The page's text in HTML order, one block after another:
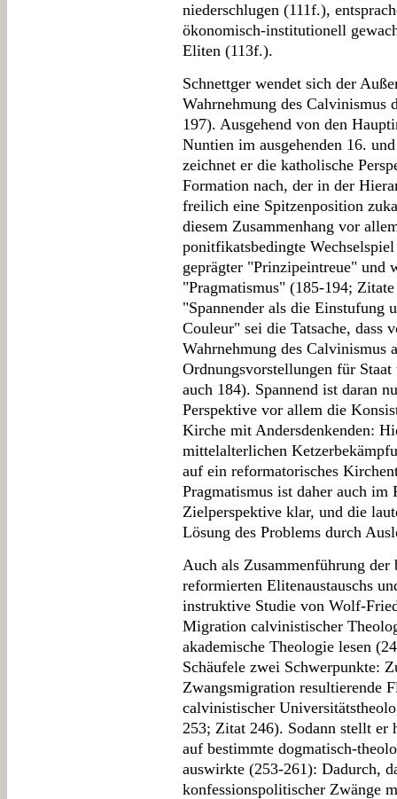
niederschlugen (111f.),
ökonomisch-institutionell
Eliten (113f.).
Schnettger wendet sich der
Wahrnehmung des Calvinismus
197). Ausgehend von den
Nuntien im ausgehenden 16.
zeichnet er die katholische
Formation nach, der in der
freilich eine Spitzenposition
diesem Zusammenhang vor
ponitfikatsbedingte
geprägter "Prinzipeintreue"
"Pragmatismus" (185-194;
"Spannender als die Einstufung
Couleur" sei die Tatsache, dass
Wahrnehmung des Calvinismus
Ordnungsvorstellungen für
auch 184). Spannend ist daran
Perspektive vor allem die
Kirche mit Andersdenkenden:
mittelalterlichen
auf ein reformatorisches
Pragmatismus ist daher auch
Zielperspektive klar, und die
Lösung des Problems durch
Auch als Zusammenführung der
reformierten Elitenaustauschs
instruktive Studie von Wolf-
Migration calvinistischer
akademische Theologie lesen
Schäufele zwei Schwerpunkte:
Zwangsmigration resultierende
calvinistischer
253; Zitat 246). Sodann stellt er
auf bestimmte dogmatisch-
auswirkte (253-261): Dadurch,
konfessionspolitischer Zwänge